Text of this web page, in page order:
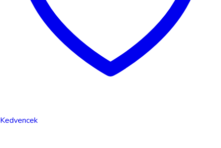
Kedvencek